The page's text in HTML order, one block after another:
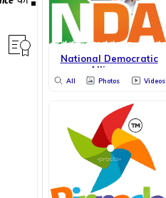
National Democratic
Alliance
All Photos Videos